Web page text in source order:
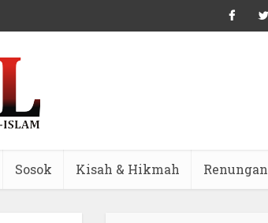
Sosok Kisah & Hikmah Renungan